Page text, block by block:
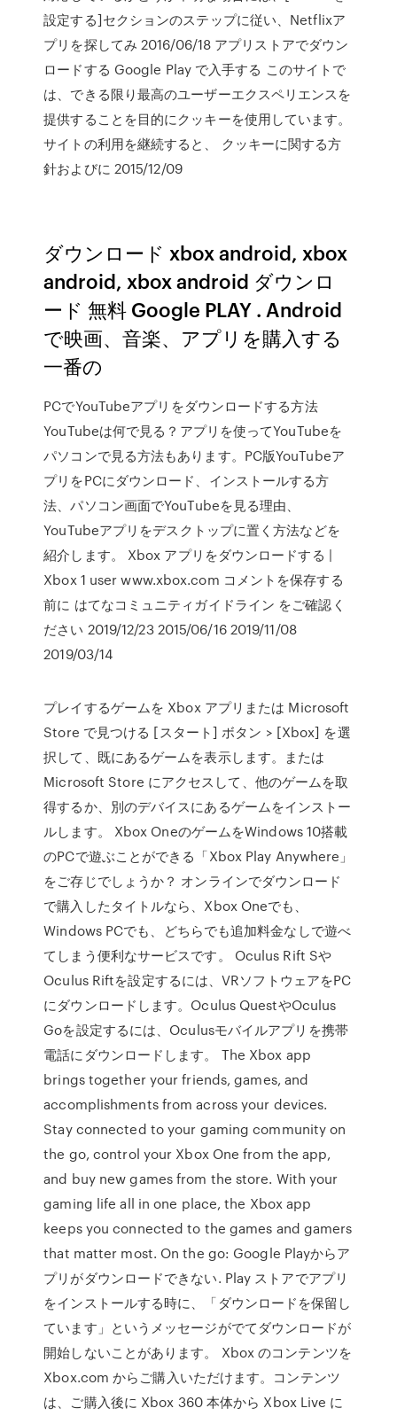
設定する]セクションのステップに従い、Netflixア
プリを探してみ 2016/06/18 アプリストアでダウン
ロードする Google Play で入手する このサイトで
は、できる限り最高のユーザーエクスペリエンスを
提供することを目的にクッキーを使用しています。
サイトの利用を継続すると、 クッキーに関する方
針およびに 2015/12/09
ダウンロード xbox android, xbox
android, xbox android ダウンロ
ード 無料 Google PLAY . Android
で映画、音楽、アプリを購入する
一番の
PCでYouTubeアプリをダウンロードする方法
YouTubeは何で見る？アプリを使ってYouTubeを
パソコンで見る方法もあります。PC版YouTubeア
プリをPCにダウンロード、インストールする方
法、パソコン画面でYouTubeを見る理由、
YouTubeアプリをデスクトップに置く方法などを
紹介します。 Xbox アプリをダウンロードする |
Xbox 1 user www.xbox.com コメントを保存する
前に はてなコミュニティガイドライン をご確認く
ださい 2019/12/23 2015/06/16 2019/11/08
2019/03/14
プレイするゲームを Xbox アプリまたは Microsoft
Store で見つける [スタート] ボタン > [Xbox] を選
択して、既にあるゲームを表示します。または
Microsoft Store にアクセスして、他のゲームを取
得するか、別のデバイスにあるゲームをインストー
ルします。 Xbox OneのゲームをWindows 10搭載
のPCで遊ぶことができる「Xbox Play Anywhere」
をご存じでしょうか？ オンラインでダウンロード
で購入したタイトルなら、Xbox Oneでも、
Windows PCでも、どちらでも追加料金なしで遊べ
てしまう便利なサービスです。 Oculus Rift Sや
Oculus Riftを設定するには、VRソフトウェアをPC
にダウンロードします。Oculus QuestやOculus
Goを設定するには、Oculusモバイルアプリを携帯
電話にダウンロードします。 The Xbox app
brings together your friends, games, and
accomplishments from across your devices.
Stay connected to your gaming community on
the go, control your Xbox One from the app,
and buy new games from the store. With your
gaming life all in one place, the Xbox app
keeps you connected to the games and gamers
that matter most. On the go: Google Playからア
プリがダウンロードできない. Play ストアでアプリ
をインストールする時に、「ダウンロードを保留し
ています」というメッセージがでてダウンロードが
開始しないことがあります。 Xbox のコンテンツを
Xbox.com からご購入いただけます。コンテンツ
は、ご購入後に Xbox 360 本体から Xbox Live に